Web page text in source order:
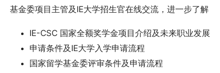
基金委项目主管及IE大学招生官在线交流，进一步了解：
IE-CSC 国家全额奖学金项目介绍及未来职业发展
申请条件及IE大学入学申请流程
国家留学基金委评审条件及申请流程